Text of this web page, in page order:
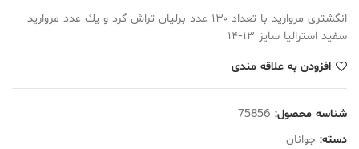
انگشتری مرواريد با تعداد ۱۳۰ عدد برليان تراش گرد و يك عدد مرواريد
سفيد استراليا سايز ۱۳-۱۴
افزودن به علاقه مندی
شناسه محصول: 75856
دسته: جوانان